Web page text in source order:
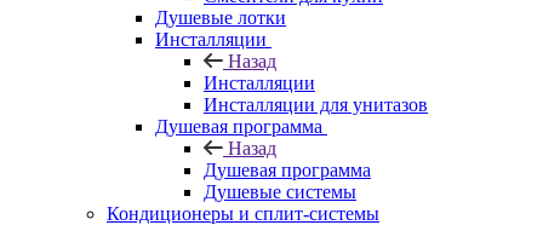
Душевые лотки
Инсталляции
Назад
Инсталляции
Инсталляции для унитазов
Душевая программа
Назад
Душевая программа
Душевые системы
Кондиционеры и сплит-системы